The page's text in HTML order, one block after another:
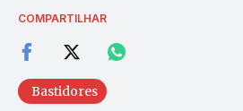
COMPARTILHAR
Bastidores